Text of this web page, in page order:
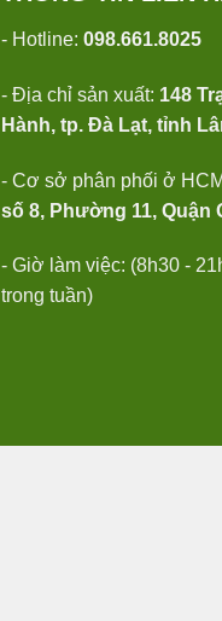
- Hotline: 098.661.8025
- Địa chỉ sản xuất: 148
Hành, tp. Đà Lạt, tỉnh
- Cơ sở phân phối ở
số 8, Phường 11, Quận
- Giờ làm việc: (8h30 -
trong tuần)